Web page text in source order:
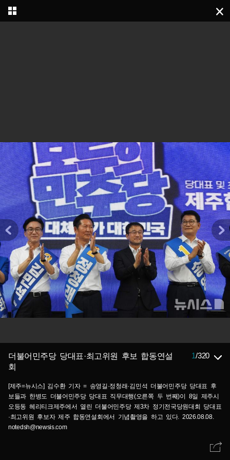
더불어민주당 당대표·최고위원 후보 합동연설
회
1/320
[제주=뉴시스] 김수환 기자 = 송영길·정청래·김민석 더불어민주당 당대표 후
보들과 한병도 더불어민주당 당대표 직무대행(오른쪽 두 번째)이 8일 제주시
오등동 헤리티크제주에서 열린 더불어민주당 제3차 정기전국당원대회 당대표
·최고위원 후보자 제주 합동연설회에서 기념촬영을 하고 있다. 2026.08.08.
notedsh@newsis.com